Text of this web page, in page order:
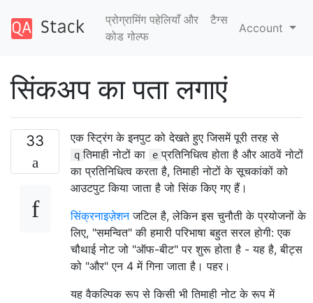
प्रोग्रामिंग पहेलियाँ और
कोड गोल्फ
टैग्‍स
Account
सिंकअप का पता लगाएं
33 एक स्ट्रिंग के इनपुट को देखते हुए जिसमें पूरी तरह से
q तिमाही नोटों का e प्रतिनिधित्व होता है और आठवें नोटों
का प्रतिनिधित्व करता है, तिमाही नोटों के सूचकांकों को
आउटपुट किया जाता है जो सिंक किए गए हैं।
सिंक्रनाइज़ेशनजटिल है, लेकिन इस चुनौती के प्रयोजनों के
लिए, "समन्वित" की हमारी परिभाषा बहुत सरल होगी: एक
चौथाई नोट जो "ऑफ-बीट" पर शुरू होता है - यह है, बीट्स
को "और" एन 4 में गिना जाता है। पहर।
यह वैकल्पिक रूप से किसी भी तिमाही नोट के रूप में